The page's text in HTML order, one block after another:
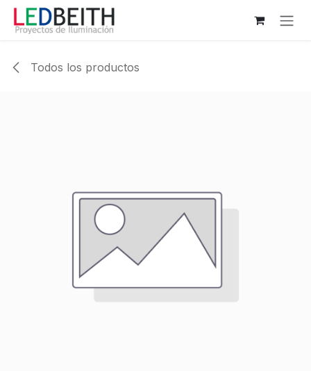
Ir al contenido
Todos los productos